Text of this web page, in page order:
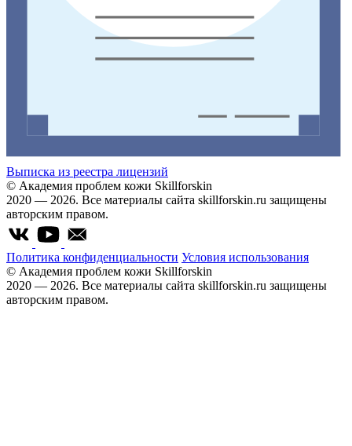
Выписка из реестра лицензий
© Академия проблем кожи Skillforskin
2020 — 2026. Все материалы сайта skillforskin.ru защищены
авторским правом.
Политика конфиденциальности Условия использования
© Академия проблем кожи Skillforskin
2020 — 2026. Все материалы сайта skillforskin.ru защищены
авторским правом.